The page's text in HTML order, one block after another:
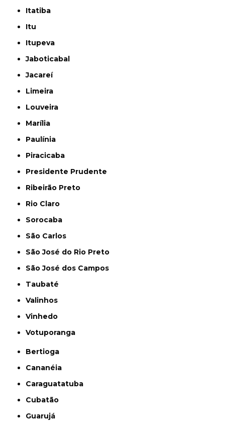
Itatiba
Itu
Itupeva
Jaboticabal
Jacareí
Limeira
Louveira
Marília
Paulínia
Piracicaba
Presidente Prudente
Ribeirão Preto
Rio Claro
Sorocaba
São Carlos
São José do Rio Preto
São José dos Campos
Taubaté
Valinhos
Vinhedo
Votuporanga
Bertioga
Cananéia
Caraguatatuba
Cubatão
Guarujá